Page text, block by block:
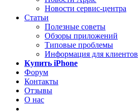
Новости сервис-центра
Статьи
Полезные советы
Обзоры приложений
Типовые проблемы
Информация для клиентов
Купить iPhone
Форум
Контакты
Отзывы
О нас